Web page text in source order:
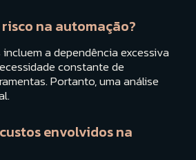
na automação?
a dependência excessiva
constante de
Portanto, uma análise
envolvidos na